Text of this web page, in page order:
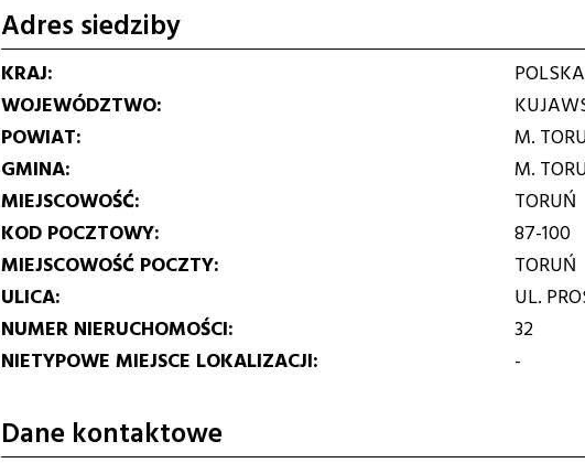
Adres siedziby
KRAJ
POLSKA
WOJEWÓDZTWO
POWIAT
M.
GMINA
M.
MIEJSCOWOŚĆ
TORUŃ
KOD POCZTOWY
87-100
MIEJSCOWOŚĆ POCZTY
TORUŃ
ULICA
UL.
NUMER NIERUCHOMOŚCI
32
NIETYPOWE MIEJSCE LOKALIZACJI
-
Dane kontaktowe